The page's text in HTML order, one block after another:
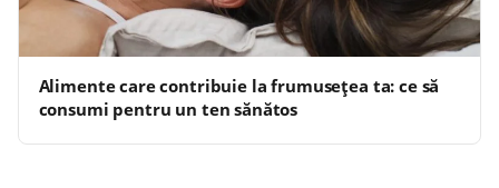
Alimente care contribuie la frumusețea ta: ce să
consumi pentru un ten sănătos